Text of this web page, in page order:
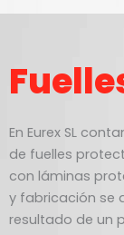
En Eurex SL
de fuelles
con láminas
y fabricación se
resultado de un